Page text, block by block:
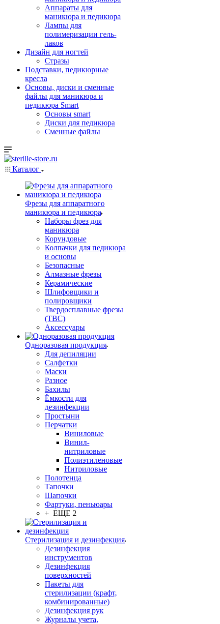
Аппараты для
маникюра и педикюра
Лампы для
полимеризации гель-
лаков
Дизайн для ногтей
Стразы
Подставки, педикюрные
кресла
Основы, диски и сменные
файлы для маникюра и
педикюра Smart
Основы smart
Диски для педикюра
Сменные файлы
Каталог
Фрезы для аппаратного
маникюра и педикюра
Наборы фрез для
маникюра
Корундовые
Колпачки для педикюра
и основы
Безопасные
Алмазные фрезы
Керамические
Шлифовщики и
полировщики
Твердосплавные фрезы
(ТВС)
Аксессуары
Одноразовая продукция
Для депиляции
Салфетки
Маски
Разное
Бахилы
Ёмкости для
дезинфекции
Простыни
Перчатки
Виниловые
Винил-
нитриловые
Полиэтиленовые
Нитриловые
Полотенца
Тапочки
Шапочки
Фартуки, пеньюары
+ ЕЩЕ 2
Стерилизация и дезинфекция
Дезинфекция
инструментов
Дезинфекция
поверхностей
Пакеты для
стерилизации (крафт,
комбинированные)
Дезинфекция рук
Журналы учета,